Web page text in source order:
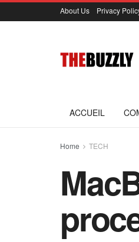
About Us Privacy
ACCUEIL
Home TECH